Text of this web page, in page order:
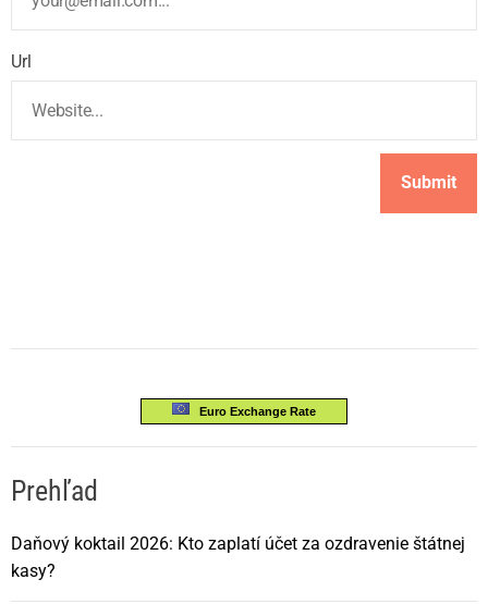
Url
Euro Exchange Rate
Prehľad
Daňový koktail 2026: Kto zaplatí účet za ozdravenie štátnej
kasy?